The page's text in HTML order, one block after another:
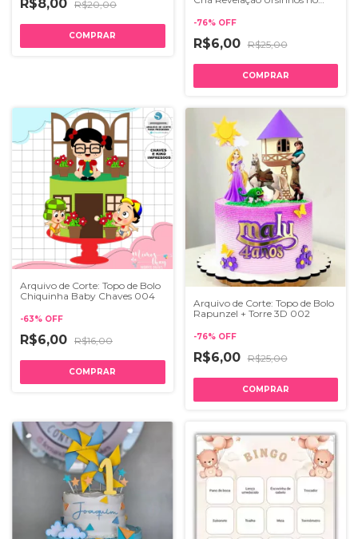
R$8,00 R$20,00
-76% OFF
R$6,00 R$25,00
Arquivo de Corte: Topo de Bolo
Chiquinha Baby Chaves 004
-63% OFF
R$6,00 R$16,00
Arquivo de Corte: Topo de Bolo
Rapunzel + Torre 3D 002
-76% OFF
R$6,00 R$25,00